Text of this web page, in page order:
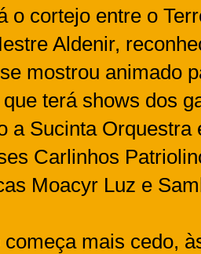
o cortejo entre o
Aldenir,
mostrou animado
terá shows dos
a Sucinta Orquestra
Carlinhos
Moacyr Luz e
mais cedo,